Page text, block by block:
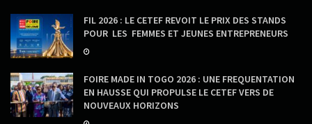
FIL 2026 : LE CETEF REVOIT LE PRIX DES STANDS
POUR LES FEMMES ET JEUNES ENTREPRENEURS
FOIRE MADE IN TOGO 2026 : UNE FREQUENTATION
EN HAUSSE QUI PROPULSE LE CETEF VERS DE
NOUVEAUX HORIZONS